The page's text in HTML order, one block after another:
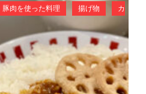
豚肉を使った料理 揚げ物
カ